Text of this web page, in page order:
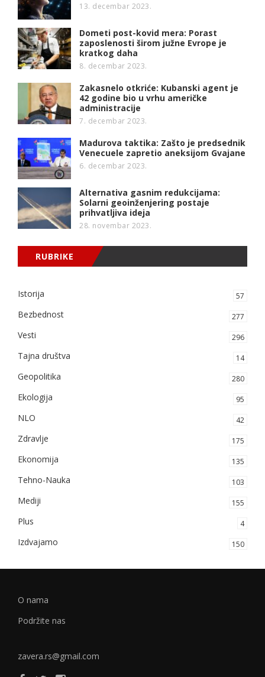
13. decembar 2023.
Dometi post-kovid mera: Porast
zaposlenosti širom južne Evrope je
kratkog daha
8. decembar 2023.
Zakasnelo otkriće: Kubanski agent je
42 godine bio u vrhu američke
administracije
7. decembar 2023.
Madurova taktika: Zašto je predsednik
Venecuele zapretio aneksijom Gvajane
6. decembar 2023.
Alternativa gasnim redukcijama:
Solarni geoinženjering postaje
prihvatljiva ideja
28. novembar 2023.
RUBRIKE
Istorija 57
Bezbednost 277
Vesti 296
Tajna društva 14
Geopolitika 280
Ekologija 95
NLO 42
Zdravlje 175
Ekonomija 135
Tehno-Nauka 103
Mediji 155
Plus 4
Izdvajamo 150
O nama
Podržite nas
zavera.rs@gmail.com